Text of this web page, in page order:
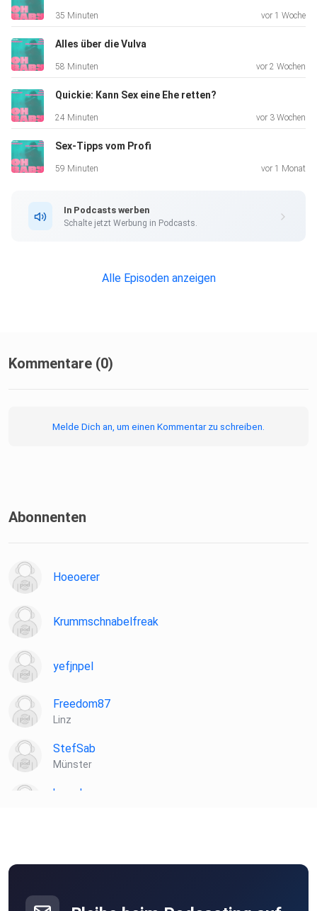
35 Minuten vor 1 Woche
Alles über die Vulva
58 Minuten vor 2 Wochen
Quickie: Kann Sex eine Ehe retten?
24 Minuten vor 3 Wochen
Sex-Tipps vom Profi
59 Minuten vor 1 Monat
In Podcasts werben
Schalte jetzt Werbung in Podcasts.
Alle Episoden anzeigen
Kommentare (0)
Melde Dich an, um einen Kommentar zu schreiben.
Abonnenten
Hoeoerer
Krummschnabelfreak
yefjnpel
Freedom87
Linz
StefSab
Münster
hewebu